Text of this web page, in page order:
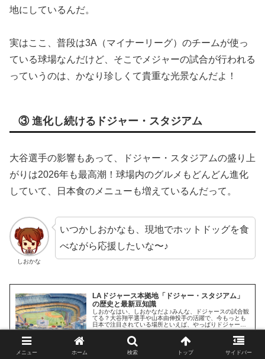
地にしているんだ。
実はここ、普段は3A（マイナーリーグ）のチームが使っ
ている球場なんだけど、そこでメジャーの試合が行われる
っていうのは、かなり珍しくて貴重な光景なんだよ！
③ 進化し続けるドジャー・スタジアム
大谷選手の影響もあって、ドジャー・スタジアムの盛り上
がりは2026年も最高潮！球場内のグルメもどんどん進化
していて、日本食のメニューも増えているんだって。
しおかな
いつかしおかなも、現地でホットドッグを食
べながら応援したいな〜♪
LAドジャース本拠地「ドジャー・スタジアム」
の歴史と最新豆知識
しおかなはい、しおかなだよ♪みんな、ドジャースの試合観
てる？大谷翔平選手や山本由伸投手の活躍で、今もっとも
日本で注目されている場所といえば、やっぱりドジャー・
スタジアムだよね！「名前は知ってるけど、どんな球場な
の？」っていうみんなのために、…
mlb.monster 2024.04.10
メニュー ホーム 検索 トップ サイドバー